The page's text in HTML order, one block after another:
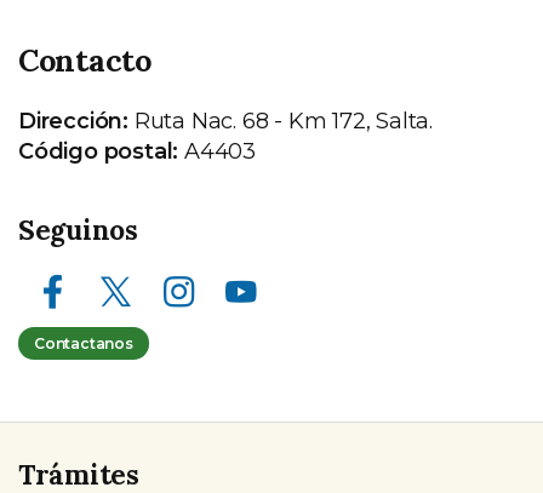
Contacto
Dirección: Ruta Nac. 68 - Km 172, Salta.
Código postal: A4403
Seguinos
Facebook X (ex Twitter) Instagram
Contactanos
Trámites